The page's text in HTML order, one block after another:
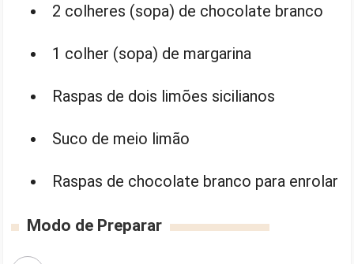
2 colheres (sopa) de chocolate branco
1 colher (sopa) de margarina
Raspas de dois limões sicilianos
Suco de meio limão
Raspas de chocolate branco para enrolar
Modo de Preparar